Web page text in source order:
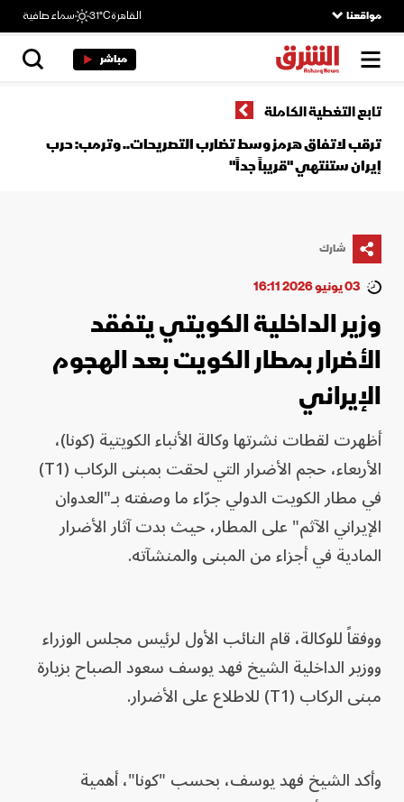
مواقعنا القاهرة31°C سماء صافية
مباشر
تابع التغطية الكاملة
ترقب لاتفاق هرمز وسط تضارب التصريحات.. وترمب: حرب
إيران ستنتهي "قريباً جداً"
شارك
03 يونيو 2026 16:11
وزير الداخلية الكويتي يتفقد
الأضرار بمطار الكويت بعد الهجوم
الإيراني
أظهرت لقطات نشرتها وكالة الأنباء الكويتية (كونا)،
الأربعاء، حجم الأضرار التي لحقت بمبنى الركاب (T1)
في مطار الكويت الدولي جرّاء ما وصفته بـ"العدوان
الإيراني الآثم" على المطار، حيث بدت آثار الأضرار
المادية في أجزاء من المبنى والمنشآته.
ووفقاً للوكالة، قام النائب الأول لرئيس مجلس الوزراء
ووزير الداخلية الشيخ فهد يوسف سعود الصباح بزيارة
مبنى الركاب (T1) للاطلاع على الأضرار.
وأكد الشيخ فهد يوسف، بحسب "كونا"، أهمية